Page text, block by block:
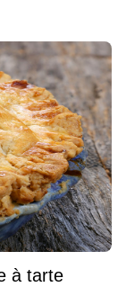
à tarte